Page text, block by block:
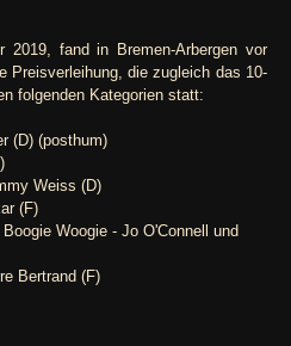
fand in Bremen-Arbergen vor
Preisverleihung, die zugleich das 10-
folgenden Kategorien statt:
(D) (posthum)
Weiss (D)
(F)
Woogie - Jo O'Connell und
Bertrand (F)